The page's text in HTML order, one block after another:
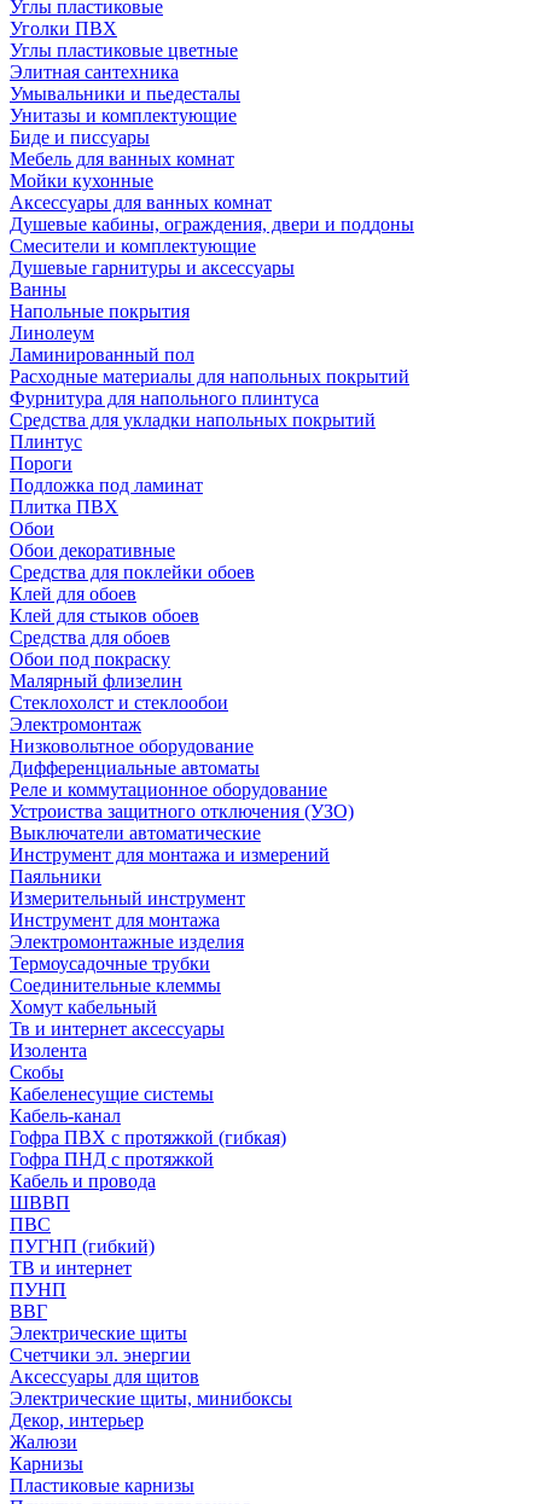
Углы пластиковые
Уголки ПВХ
Углы пластиковые цветные
Элитная сантехника
Умывальники и пьедесталы
Унитазы и комплектующие
Биде и писсуары
Мебель для ванных комнат
Мойки кухонные
Аксессуары для ванных комнат
Душевые кабины, ограждения, двери и поддоны
Смесители и комплектующие
Душевые гарнитуры и аксессуары
Ванны
Напольные покрытия
Линолеум
Ламинированный пол
Расходные материалы для напольных покрытий
Фурнитура для напольного плинтуса
Средства для укладки напольных покрытий
Плинтус
Пороги
Подложка под ламинат
Плитка ПВХ
Обои
Обои декоративные
Средства для поклейки обоев
Клей для обоев
Клей для стыков обоев
Средства для обоев
Обои под покраску
Малярный флизелин
Стеклохолст и стеклообои
Электромонтаж
Низковольтное оборудование
Дифференциальные автоматы
Реле и коммутационное оборудование
Устроиства защитного отключения (УЗО)
Выключатели автоматические
Инструмент для монтажа и измерений
Паяльники
Измерительный инструмент
Инструмент для монтажа
Электромонтажные изделия
Термоусадочные трубки
Соединительные клеммы
Хомут кабельный
Тв и интернет аксессуары
Изолента
Скобы
Кабеленесущие системы
Кабель-канал
Гофра ПВХ с протяжкой (гибкая)
Гофра ПНД с протяжкой
Кабель и провода
ШВВП
ПВС
ПУГНП (гибкий)
ТВ и интернет
ПУНП
ВВГ
Электрические щиты
Счетчики эл. энергии
Аксессуары для щитов
Электрические щиты, минибоксы
Декор, интерьер
Жалюзи
Карнизы
Пластиковые карнизы